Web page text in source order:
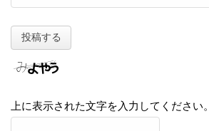
上に表示された文字を入力してください。